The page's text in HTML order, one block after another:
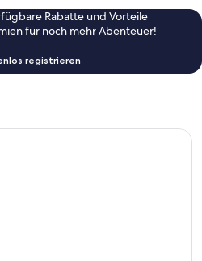
Rabatte und Vorteile
für noch mehr Abenteuer!
registrieren